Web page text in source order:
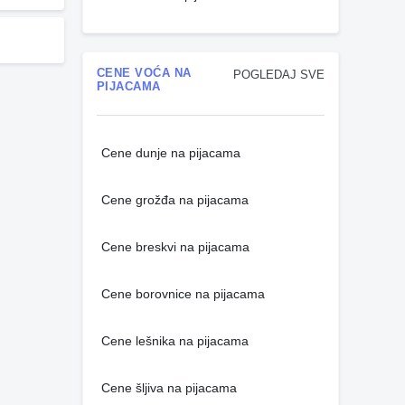
POGLEDAJ SVE
CENE VOĆA NA
PIJACAMA
Cene dunje na pijacama
Cene grožđa na pijacama
Cene breskvi na pijacama
Cene borovnice na pijacama
Cene lešnika na pijacama
Cene šljiva na pijacama